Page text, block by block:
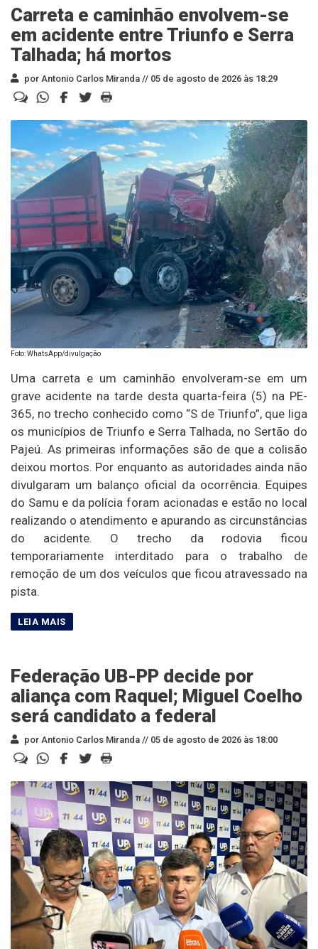
Carreta e caminhão envolvem-se
em acidente entre Triunfo e Serra
Talhada; há mortos
por Antonio Carlos Miranda // 05 de agosto de 2026 às 18:29
Foto: WhatsApp/divulgação
Uma carreta e um caminhão envolveram-se em um
grave acidente na tarde desta quarta-feira (5) na PE-
365, no trecho conhecido como “S de Triunfo”, que liga
os municípios de Triunfo e Serra Talhada, no Sertão do
Pajeú. As primeiras informações são de que a colisão
deixou mortos. Por enquanto as autoridades ainda não
divulgaram um balanço oficial da ocorrência. Equipes
do Samu e da polícia foram acionadas e estão no local
realizando o atendimento e apurando as circunstâncias
do acidente. O trecho da rodovia ficou
temporariamente interditado para o trabalho de
remoção de um dos veículos que ficou atravessado na
pista.
Federação UB-PP decide por
aliança com Raquel; Miguel Coelho
será candidato a federal
por Antonio Carlos Miranda // 05 de agosto de 2026 às 18:00